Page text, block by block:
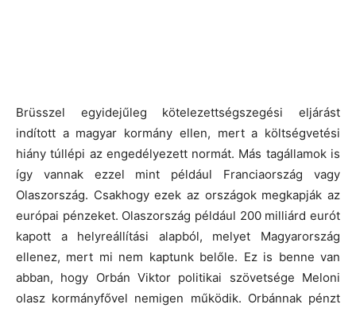
Brüsszel egyidejűleg kötelezettségszegési eljárást
indított a magyar kormány ellen, mert a költségvetési
hiány túllépi az engedélyezett normát. Más tagállamok is
így vannak ezzel mint például Franciaország vagy
Olaszország. Csakhogy ezek az országok megkapják az
európai pénzeket. Olaszország például 200 milliárd eurót
kapott a helyreállítási alapból, melyet Magyarország
ellenez, mert mi nem kaptunk belőle. Ez is benne van
abban, hogy Orbán Viktor politikai szövetsége Meloni
olasz kormányfővel nemigen működik. Orbánnak pénzt